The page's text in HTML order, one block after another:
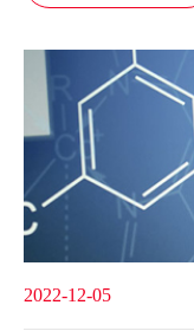
2022-12-05